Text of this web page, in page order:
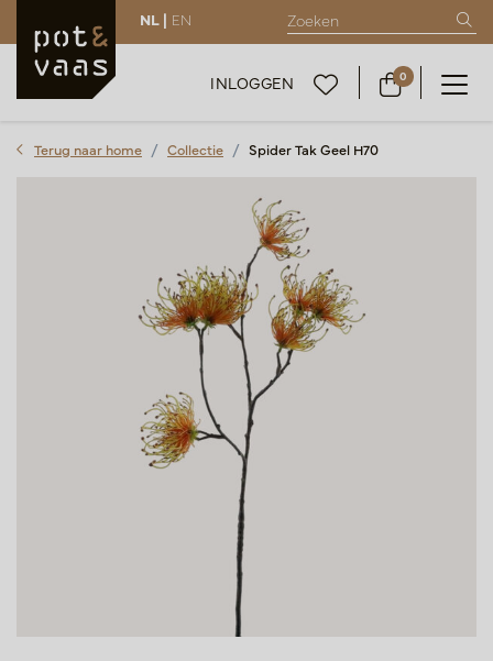
NL | EN
INLOGGEN 0
Terug naar home Collectie Spider Tak Geel H70